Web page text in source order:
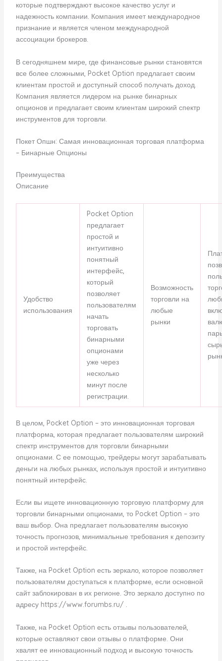
которые подтверждают высокое качество услуг и
надежность компании. Компания имеет международное
признание и является членом международной
ассоциации брокеров.
В сегодняшнем мире, где финансовые рынки становятся
все более сложными, Pocket Option предлагает своим
клиентам простой и доступный способ получать доход.
Компания является лидером на рынке бинарных
опционов и предлагает своим клиентам широкий спектр
инструментов для торговли.
Покет Опшн: Самая инновационная торговая платформа
– Бинарные Опционы
Преимущества
Описание
Удобство
использования
Pocket Option
предлагает
простой и
интуитивно
понятный
интерфейс,
который
позволяет
пользователям
начать
торговать
бинарными
опционами
уже через
несколько
минут после
регистрации.
Возможность
торговли на
любые
рынки
В целом, Pocket Option – это инновационная торговая
платформа, которая предлагает пользователям широкий
спектр инструментов для торговли бинарными
опционами. С ее помощью, трейдеры могут зарабатывать
деньги на любых рынках, используя простой и интуитивно
понятный интерфейс.
Если вы ищете инновационную торговую платформу для
торговли бинарными опционами, то Pocket Option – это
ваш выбор. Она предлагает пользователям высокую
точность прогнозов, минимальные требования к депозиту
и простой интерфейс.
Также, на Pocket Option есть зеркало, которое позволяет
пользователям доступаться к платформе, если основной
сайт заблокирован в их регионе. Это зеркало доступно по
адресу https://www.forumbs.ru/ .
Также, на Pocket Option есть отзывы пользователей,
которые оставляют свои отзывы о платформе. Они
хвалят ее инновационный подход и высокую точность